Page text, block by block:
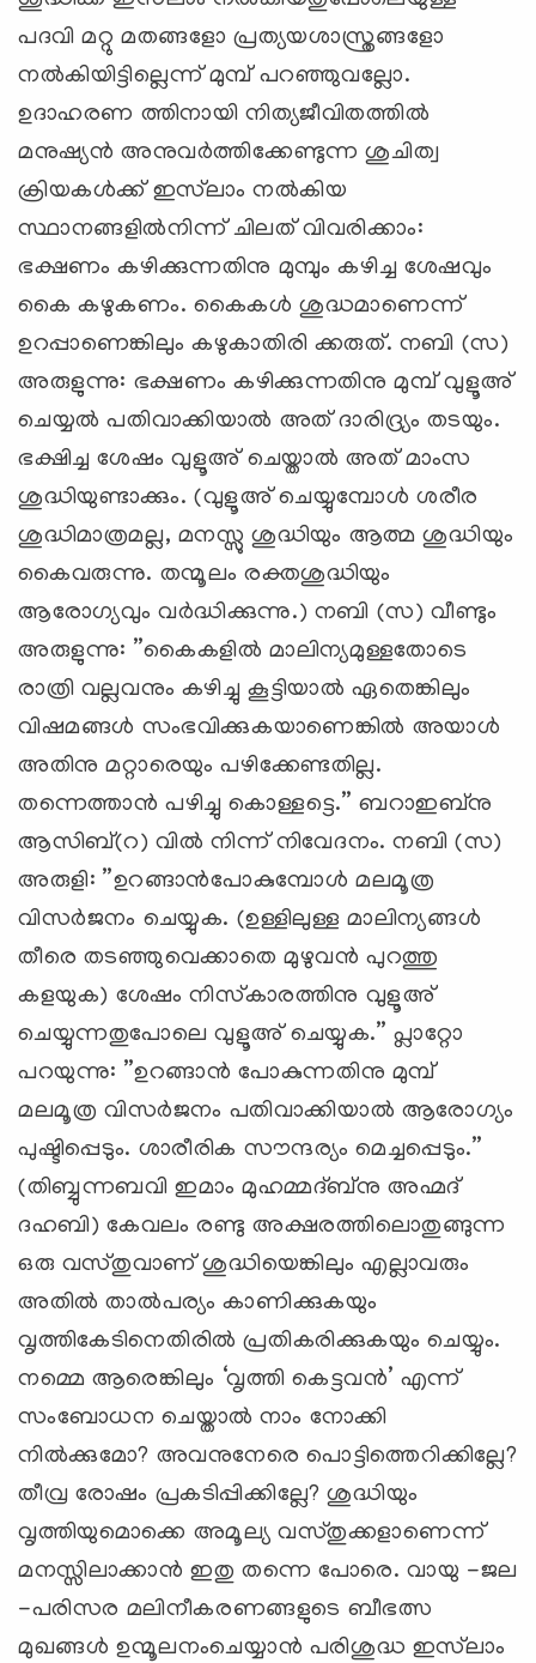
പദവി മറ്റു മതങ്ങളോ പ്രത്യയശാസ്ത്രങ്ങളോ
നല്‍കിയിട്ടില്ലെന്ന് മുമ്പ് പറഞ്ഞുവല്ലോ.
ഉദാഹരണ ത്തിനായി നിത്യജീവിതത്തില്‍
മനുഷ്യന്‍ അനുവര്‍ത്തിക്കേണ്ടുന്ന ശുചിത്വ
ക്രിയകള്‍ക്ക് ഇസ്‌ലാം നല്‍കിയ
സ്ഥാനങ്ങളില്‍നിന്ന് ചിലത് വിവരിക്കാം:
ഭക്ഷണം കഴിക്കുന്നതിനു മുമ്പും കഴിച്ച ശേഷവും
കൈ കഴുകണം. കൈകള്‍ ശുദ്ധമാണെന്ന്
ഉറപ്പാണെങ്കിലും കഴുകാതിരി ക്കരുത്. നബി (സ)
അരുളുന്നു: ഭക്ഷണം കഴിക്കുന്നതിനു മുമ്പ് വുളൂഅ്
ചെയ്യല്‍ പതിവാക്കിയാല്‍ അത് ദാരിദ്ര്യം തടയും.
ഭക്ഷിച്ച ശേഷം വുളൂഅ് ചെയ്താല്‍ അത് മാംസ
ശുദ്ധിയുണ്ടാക്കും. (വുളൂഅ് ചെയ്യുമ്പോള്‍ ശരീര
ശുദ്ധിമാത്രമല്ല, മനസ്സു ശുദ്ധിയും ആത്മ ശുദ്ധിയും
കൈവരുന്നു. തന്മൂലം രക്തശുദ്ധിയും
ആരോഗ്യവും വര്‍ദ്ധിക്കുന്നു.) നബി (സ) വീണ്ടും
അരുളുന്നു: ”കൈകളില്‍ മാലിന്യമുള്ളതോടെ
രാത്രി വല്ലവനും കഴിച്ചു കൂട്ടിയാല്‍ ഏതെങ്കിലും
വിഷമങ്ങള്‍ സംഭവിക്കുകയാണെങ്കില്‍ അയാള്‍
അതിനു മറ്റാരെയും പഴിക്കേണ്ടതില്ല.
തന്നെത്താന്‍ പഴിച്ചു കൊള്ളട്ടെ.” ബറാഇബ്‌നു
ആസിബ്(റ) വില്‍ നിന്ന് നിവേദനം. നബി (സ)
അരുളി: ”ഉറങ്ങാന്‍പോകുമ്പോള്‍ മലമൂത്ര
വിസര്‍ജനം ചെയ്യുക. (ഉള്ളിലുള്ള മാലിന്യങ്ങള്‍
തീരെ തടഞ്ഞുവെക്കാതെ മുഴുവന്‍ പുറത്തു
കളയുക) ശേഷം നിസ്‌കാരത്തിനു വുളൂഅ്
ചെയ്യുന്നതുപോലെ വുളൂഅ് ചെയ്യുക.” പ്ലാറ്റോ
പറയുന്നു: ”ഉറങ്ങാന്‍ പോകുന്നതിനു മുമ്പ്
മലമൂത്ര വിസര്‍ജനം പതിവാക്കിയാല്‍ ആരോഗ്യം
പുഷ്ടിപ്പെടും. ശാരീരിക സൗന്ദര്യം മെച്ചപ്പെടും.”
(തിബ്ബുന്നബവി ഇമാം മുഹമ്മദ്ബ്‌നു അഹ്മദ്
ദഹബി) കേവലം രണ്ടു അക്ഷരത്തിലൊതുങ്ങുന്ന
ഒരു വസ്തുവാണ് ശുദ്ധിയെങ്കിലും എല്ലാവരും
അതില്‍ താല്‍പര്യം കാണിക്കുകയും
വൃത്തികേടിനെതിരില്‍ പ്രതികരിക്കുകയും ചെയ്യും.
നമ്മെ ആരെങ്കിലും ‘വൃത്തി കെട്ടവന്‍’ എന്ന്
സംബോധന ചെയ്താല്‍ നാം നോക്കി
നില്‍ക്കുമോ? അവനുനേരെ പൊട്ടിത്തെറിക്കില്ലേ?
തീവ്ര രോഷം പ്രകടിപ്പിക്കില്ലേ? ശുദ്ധിയും
വൃത്തിയുമൊക്കെ അമൂല്യ വസ്തുക്കളാണെന്ന്
മനസ്സിലാക്കാന്‍ ഇതു തന്നെ പോരെ. വായു -ജല
-പരിസര മലിനീകരണങ്ങളുടെ ബീഭത്സ
മുഖങ്ങള്‍ ഉന്മൂലനംചെയ്യാന്‍ പരിശുദ്ധ ഇസ്‌ലാം